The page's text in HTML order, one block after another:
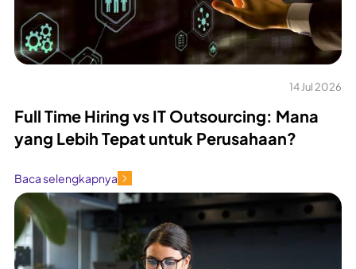
14 Jul 2026
Full Time Hiring vs IT Outsourcing: Mana
yang Lebih Tepat untuk Perusahaan?
Baca selengkapnya